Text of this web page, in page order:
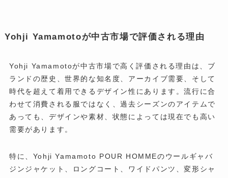
Yohji Yamamotoが中古市場で評価される理由
Yohji Yamamotoが中古市場で高く評価される理由は、ブ
ランドの歴史、世界的な知名度、アーカイブ需要、そして
時代を超えて着用できるデザイン性にあります。流行に合
わせて消費される服ではなく、過去シーズンのアイテムで
あっても、デザインや素材、状態によっては現在でも高い
需要があります。
特に、Yohji Yamamoto POUR HOMMEのウールギャバ
ジンジャケット、ロングコート、ワイドパンツ、変形シャ